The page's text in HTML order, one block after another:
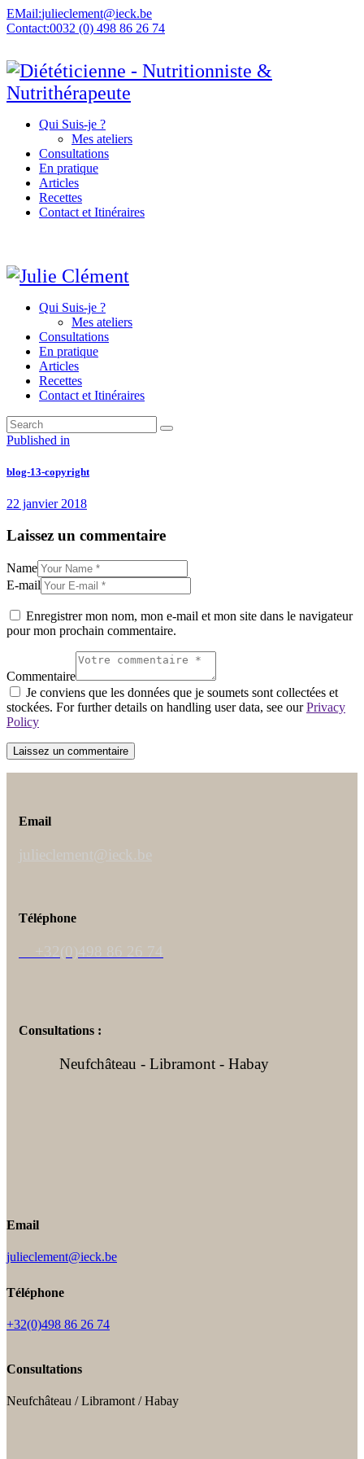
EMail:julieclement@ieck.be
Contact:0032 (0) 498 86 26 74
Qui Suis-je ?
Mes ateliers
Consultations
En pratique
Articles
Recettes
Contact et Itinéraires
Qui Suis-je ?
Mes ateliers
Consultations
En pratique
Articles
Recettes
Contact et Itinéraires
Navigation
de
Published in
blog-13-copyright
22 janvier 2018
Laissez un commentaire
Name
E-mail
Enregistrer mon nom, mon e-mail et mon site dans le navigateur
pour mon prochain commentaire.
Commentaire
Je conviens que les données que je soumets sont collectées et
stockées. For further details on handling user data, see ourPrivacy
Policy
Email
julieclement@ieck.be
Téléphone
+32(0)498 86 26 74
Consultations :
Neufchâteau - Libramont - Habay
Email
julieclement@ieck.be
Téléphone
+32(0)498 86 26 74
Consultations
Neufchâteau / Libramont / Habay